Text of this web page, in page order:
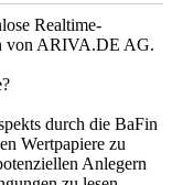
Realtime-
von ARIVA.DE AG.
durch die BaFin
Wertpapiere zu
Anlegern